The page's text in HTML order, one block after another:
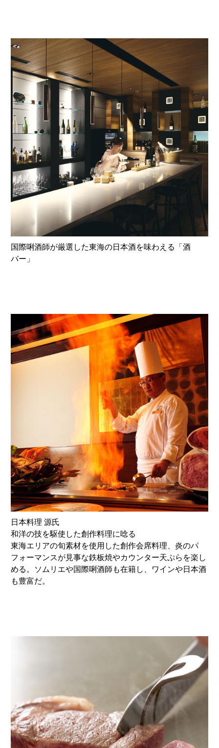
国際唎酒師が厳選した東海の日本酒を味わえる「酒
バー」
日本料理 源氏
和洋の技を駆使した創作料理に唸る
東海エリアの旬素材を使用した創作会席料理、炎のパ
フォーマンスが見事な鉄板焼やカウンター天ぷらを楽し
める。ソムリエや国際唎酒師も在籍し、ワインや日本酒
も豊富だ。